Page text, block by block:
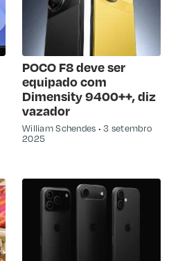
POCO F8 deve ser
equipado com
Dimensity 9400++, diz
vazador
William Schendes
3 setembro
2025